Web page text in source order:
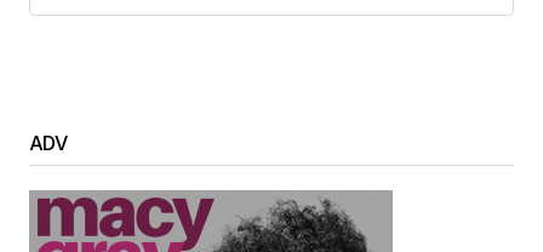
Load More
ADV